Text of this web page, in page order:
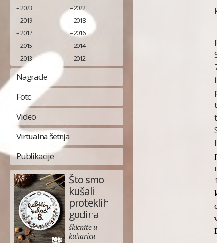
2023
2022
2019
2018
2017
2016
2015
2014
2013
2012
Nagrade
Foto
Video
Virtualna šetnja
Publikacije
Što smo
kušali
proteklih
godina
škicnite u
kuharicu